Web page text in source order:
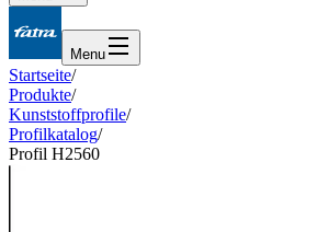
Menu
Startseite/
Produkte/
Kunststoffprofile/
Profilkatalog/
Profil H2560